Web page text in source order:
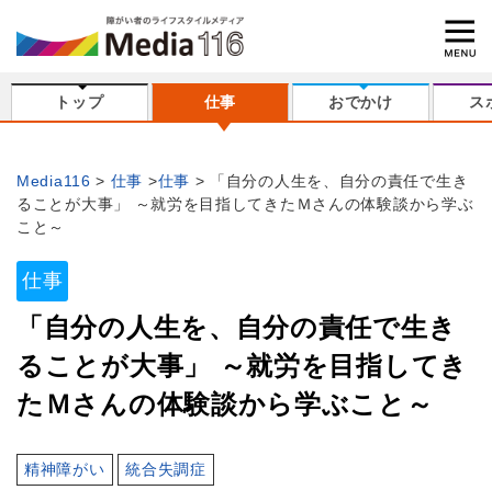
トップ 仕事 おでかけ ス
Media116 仕事 仕事
「自分の人生を、自分の責任で生き
ることが大事」 ～就労を目指してきたＭさんの体験談から学ぶ
こと～
仕事
「自分の人生を、自分の責任で生き
ることが大事」 ～就労を目指してき
たＭさんの体験談から学ぶこと～
精神障がい 統合失調症